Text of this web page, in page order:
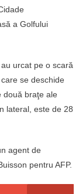
a Golfului
urcat pe o scară
se deschide
două braţe ale
lateral, este de 28
agent de
pentru AFP.